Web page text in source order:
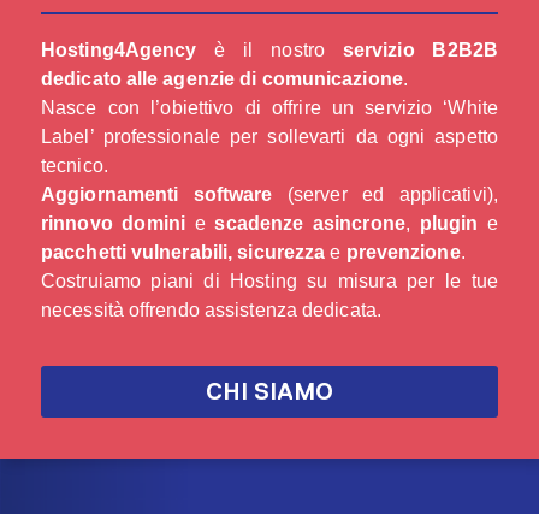
Hosting4Agency è il nostro servizio B2B2B
dedicato alle agenzie di comunicazione.
Nasce con l’obiettivo di offrire un servizio ‘White
Label’ professionale per sollevarti da ogni aspetto
tecnico.
Aggiornamenti software (server ed applicativi),
rinnovo dominiescadenze asincrone, plugin e
pacchetti vulnerabili, sicurezza e prevenzione.
Costruiamo piani di Hosting su misura per le tue
necessità offrendo assistenza dedicata.
CHI SIAMO